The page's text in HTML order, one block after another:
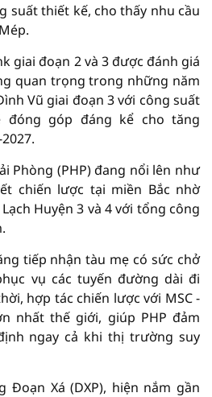
suất thiết kế, cho thấy nhu cầu
giai đoạn 2 và 3 được đánh giá
quan trọng trong những năm
Vũ giai đoạn 3 với công suất
đóng góp đáng kể cho tăng
Phòng (PHP) đang nổi lên như
chiến lược tại miền Bắc nhờ
Huyện 3 và 4 với tổng công
tiếp nhận tàu mẹ có sức chở
vụ các tuyến đường dài đi
hợp tác chiến lược với MSC -
nhất thế giới, giúp PHP đảm
ngay cả khi thị trường suy
Đoạn Xá (DXP), hiện nắm gần